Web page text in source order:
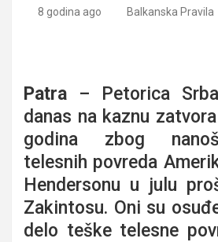
8 godina ago Balkanska Pravila
Patra – Petorica
danas na kaznu
godina zbog
telesnih povreda
Hendersonu u julu
Zakintosu. Oni su
delo teške telesne